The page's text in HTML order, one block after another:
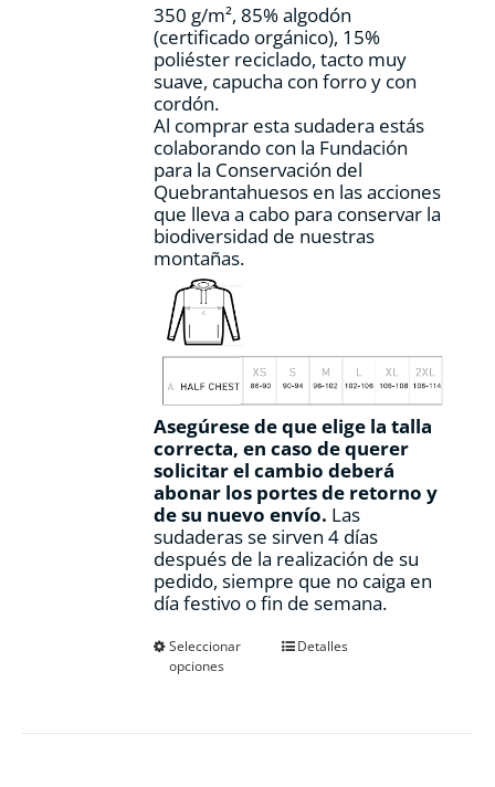
página
de
producto
350 g/m², 85% algodón
(certificado orgánico), 15%
poliéster reciclado, tacto muy
suave, capucha con forro y con
cordón.
Al comprar esta sudadera estás
colaborando con la Fundación
para la Conservación del
Quebrantahuesos en las acciones
que lleva a cabo para conservar la
biodiversidad de nuestras
montañas.
Asegúrese de que elige la talla
correcta, en caso de querer
solicitar el cambio deberá
abonar los portes de retorno y
de su nuevo envío. Las
sudaderas se sirven 4 días
después de la realización de su
pedido, siempre que no caiga en
día festivo o fin de semana.
Seleccionar
opciones
EsteDetalles